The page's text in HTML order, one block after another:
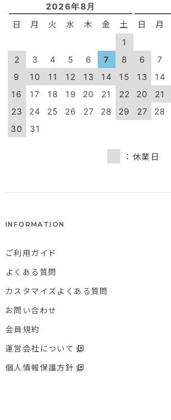
2026年8月
日 月 火 水 木 金 土
1
2
3 4 5 6 7
8
9
10 11 12 13 14
15
16
17 18 19 20 21
22
23
24 25 26 27 28
29
30
31
日 月
6
7
13
14
20
21
27
28
：休業日
INFORMATION
ご利用ガイド
よくある質問
カスタマイズよくある質問
お問い合わせ
会員規約
運営会社について
個人情報保護方針